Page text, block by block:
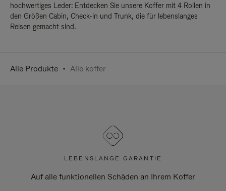
hochwertiges Leder: Entdecken Sie unsere Koffer mit 4 Rollen in
den Größen Cabin, Check-in und Trunk, die für lebenslanges
Reisen gemacht sind.
Alle Produkte Alle koffer
LEBENSLANGE GARANTIE
Auf alle funktionellen Schäden an Ihrem Koffer